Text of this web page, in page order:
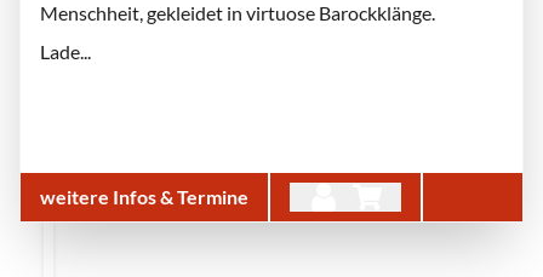
Menschheit, gekleidet in virtuose Barockklänge.
Lade...
weitere Infos & Termine